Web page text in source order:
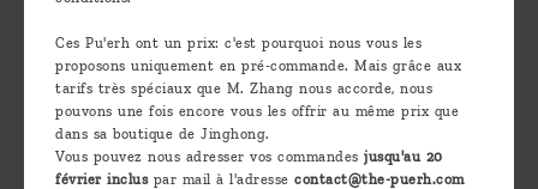
Ces Pu'erh ont un prix: c'est pourquoi nous vous les
proposons uniquement en pré-commande. Mais grâce aux
tarifs très spéciaux que M. Zhang nous accorde, nous
pouvons une fois encore vous les offrir au même prix que
dans sa boutique de Jinghong.
Vous pouvez nous adresser vos commandes jusqu'au 20
février incluspar mail à l'adresse contact@the-puerh.com